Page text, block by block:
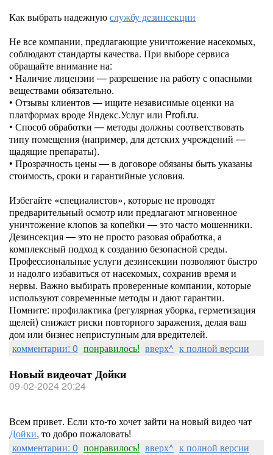
Как выбрать надежнуюслужбу дезинсекции
Не все компании, предлагающие уничтожение насекомых,
соблюдают стандарты качества. При выборе сервиса
обращайте внимание на:
• Наличие лицензии — разрешение на работу с опасными
веществами обязательно.
• Отзывы клиентов — ищите независимые оценки на
платформах вроде Яндекс.Услуг или Profi.ru.
• Способ обработки — методы должны соответствовать
типу помещения (например, для детских учреждений —
щадящие препараты).
• Прозрачность цены — в договоре обязаны быть указаны
стоимость, сроки и гарантийные условия.
Избегайте «специалистов», которые не проводят
предварительный осмотр или предлагают мгновенное
уничтожение клопов за копейки — это часто мошенники.
Дезинсекция — это не просто разовая обработка, а
комплексный подход к созданию безопасной среды.
Профессиональные услуги дезинсекции позволяют быстро
и надолго избавиться от насекомых, сохранив время и
нервы. Важно выбирать проверенные компании, которые
используют современные методы и дают гарантии.
Помните: профилактика (регулярная уборка, герметизация
щелей) снижает риски повторного заражения, делая ваш
дом или бизнес неприступным для вредителей.
комментарии: 0 понравилось! вверх^ к полной версии
Новый видеочат Дойки
09-02-2024 20:24
Всем привет. Если кто-то хочет зайти на новый видео чат
Дойки, то добро пожаловать!
комментарии: 0 понравилось! вверх^ к полной версии